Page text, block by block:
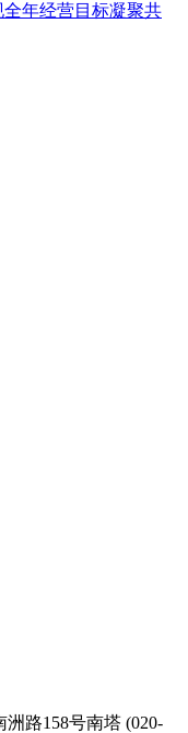
年经营目标凝聚共
路158号南塔 (020-